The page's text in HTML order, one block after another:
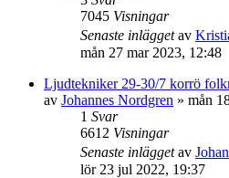
7045 Visningar
Senaste inläggetav
mån 27 mar 2023, 12:48
Ljudtekniker 29-30/7 korrö
av Johannes Nordgren » mån
1 Svar
6612 Visningar
Senaste inläggetav
lör 23 jul 2022, 19:37